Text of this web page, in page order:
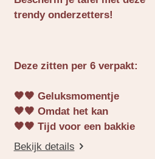
trendy onderzetters!
Deze zitten per 6 verpakt:
🤎🤎 Geluksmomentje
🤎🤎 Omdat het kan
🤎🤎 Tijd voor een bakkie
Bekijk details